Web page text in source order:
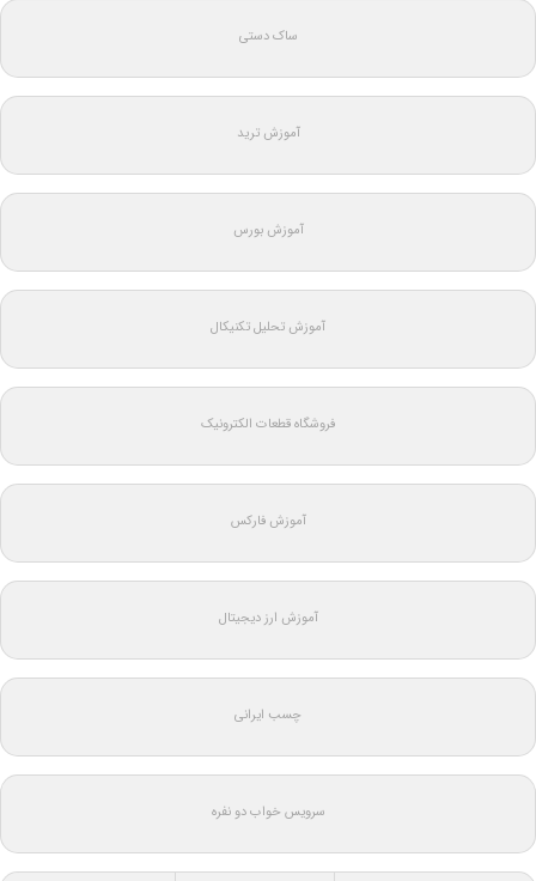
ساک دستی
آموزش ترید
آموزش بورس
آموزش تحلیل تکنیکال
فروشگاه قطعات الکترونیک
آموزش فارکس
آموزش ارز دیجیتال
چسب ایرانی
سرویس خواب دو نفره